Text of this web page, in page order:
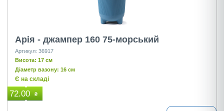
Арія - джампер 160 75-морський
Артикул: 36917
Висота: 17 см
Діаметр вазону: 16 см
Є на складі
72.00 ₴